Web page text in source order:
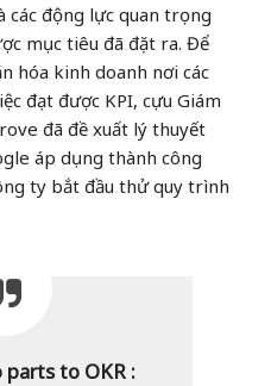
các động lực quan trọng
mục tiêu đã đặt ra. Để
hóa kinh doanh nơi các
đạt được KPI, cựu Giám
đã đề xuất lý thuyết
áp dụng thành công
ty bắt đầu thử quy trình
to OKR :